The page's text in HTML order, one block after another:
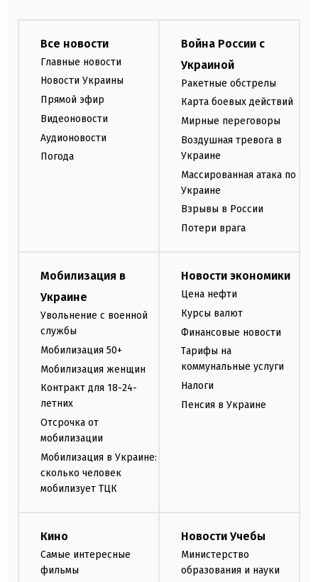
Все новости
Главные новости
Новости Украины
Прямой эфир
Видеоновости
Аудионовости
Погода
Война России с
Украиной
Ракетные обстрелы
Карта боевых действий
Мирные переговоры
Воздушная тревога в
Украине
Массированная атака по
Украине
Взрывы в России
Потери врага
Мобилизация в
Украине
Увольнение с военной
службы
Мобилизация 50+
Мобилизация женщин
Контракт для 18-24-
летних
Отсрочка от
мобилизации
Мобилизация в Украине:
сколько человек
мобилизует ТЦК
Новости экономики
Цена нефти
Курсы валют
Финансовые новости
Тарифы на
коммунальные услуги
Налоги
Пенсия в Украине
Кино
Самые интересные
фильмы
Новости Учебы
Министерство
образования и науки